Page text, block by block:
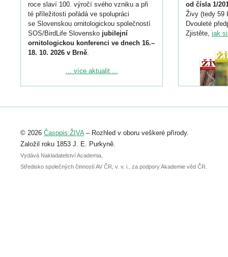
roce slaví 100. výročí svého vzniku a při
té příležitosti pořádá ve spolupráci
se Slovenskou ornitologickou společností
SOS/BirdLife Slovensko jubilejní
ornitologickou konferenci ve dnech 16.–
18. 10. 2026 v Brně.
Podrobnější informace ke konferenci
Registrovat se můžete do 6. září.
abstraktu přihlášené přednášky nebo
posteru je už 30. června.
... více aktualit ...
od čísla 1/
Živy (tedy 59
Dvouleté
Zjistěte, jak
© 2026 Časopis ŽIVA– Rozhled v oboru veškeré přírody.
Založil roku 1853 J. E. Purkyně.
Vydává Nakladatelství Academia,
Středisko společných činností AV ČR, v. v. i., za podpory Akademie věd ČR.